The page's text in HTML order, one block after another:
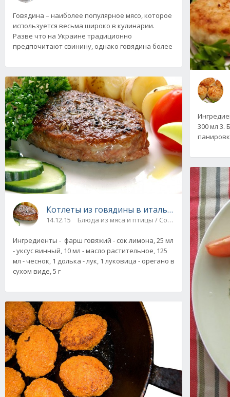
Говядина – наиболее популярное мясо, которое
используется весьма широко в кулинарии.
Разве что на Украине традиционно
предпочитают свинину, однако говядина более
Котлеты из говядины в итальянском
14.12.15 Блюда из мяса и птицы / Соусы
Ингредиенты - фарш говяжий - сок лимона, 25 мл
- уксус винный, 10 мл - масло растительное, 125
мл - чеснок, 1 долька - лук, 1 луковица - орегано в
сухом виде, 5 г
300 мл 3.